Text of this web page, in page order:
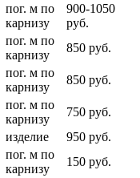
пог. м по
карнизу
900-1050
руб.
пог. м по
карнизу
850 руб.
пог. м по
карнизу
850 руб.
пог. м по
карнизу
750 руб.
изделие
950 руб.
пог. м по
карнизу
150 руб.